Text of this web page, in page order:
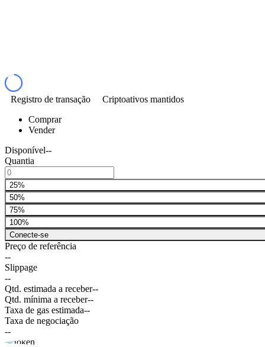
Registro de transação
Criptoativos mantidos
Comprar
Vender
Disponível--
Quantia
25%
50%
75%
100%
Conecte-se
Preço de referência
--
Slippage
--
Qtd. estimada a receber--
Qtd. mínima a receber--
Taxa de gas estimada--
Taxa de negociação
--